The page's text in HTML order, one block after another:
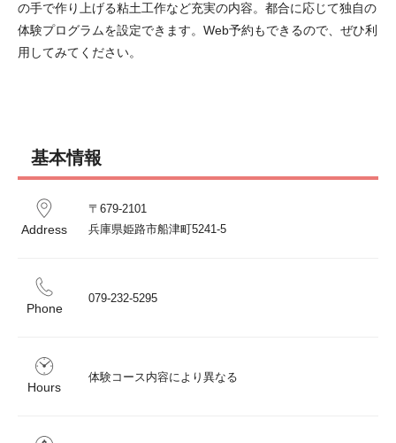
の手で作り上げる粘土工作など充実の内容。都合に応じて独自の
体験プログラムを設定できます。Web予約もできるので、ぜひ利
用してみてください。
基本情報
Address
〒679-2101
兵庫県姫路市船津町5241-5
Phone
079-232-5295
Hours
体験コース内容により異なる